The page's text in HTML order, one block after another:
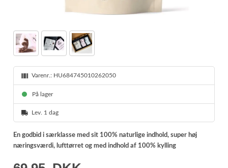
Varenr.: HU684745010262050
På lager
Lev. 1 dag
En godbid i særklasse med sit 100% naturlige indhold, super høj
næringsværdi, lufttørret og med indhold af 100% kylling